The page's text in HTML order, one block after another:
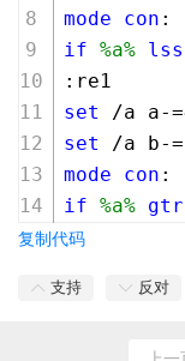
mode
con :
if %a% lss
:re1
set
/a a-=
set
/a b-=
mode
con :
if %a% gtr
复制代码
支持 反对